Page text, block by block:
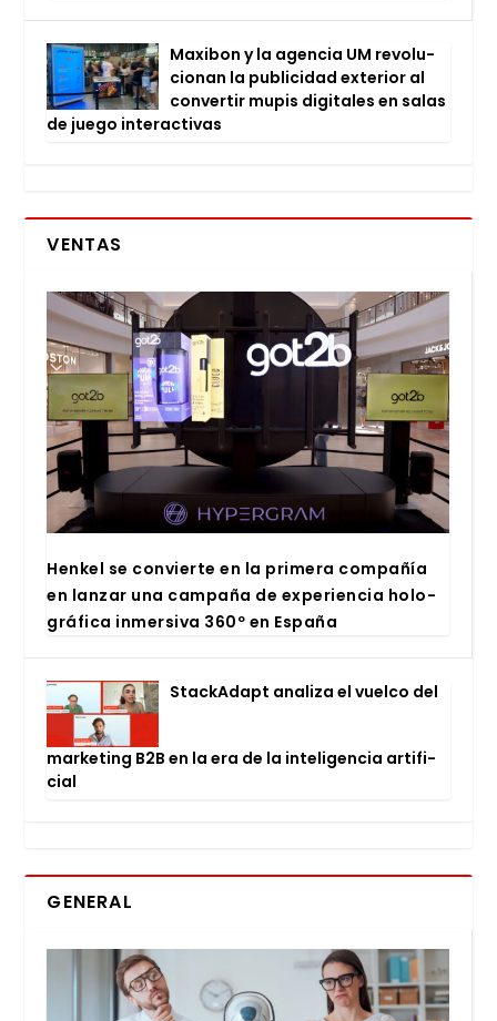
Maxi­bon y la agen­cia UM revo­lu­
cio­nan la publi­ci­dad exte­rior al
con­ver­tir mupis digi­ta­les en salas
de jue­go inter­ac­ti­vas
VENTAS
Hen­kel se con­vier­te en la pri­me­ra com­pa­ñía
en lan­zar una cam­pa­ña de expe­rien­cia holo­
grá­fi­ca inmer­si­va 360º en Espa­ña
Stac­kA­dapt ana­li­za el vuel­co del
mar­ke­ting B2B en la era de la inte­li­gen­cia arti­fi­
cial
GENERAL